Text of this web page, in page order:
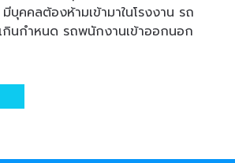
บุคคลต้องห้ามเข้ามาในโรงงาน รถ
กินกำหนด รถพนักงานเข้าออกนอก